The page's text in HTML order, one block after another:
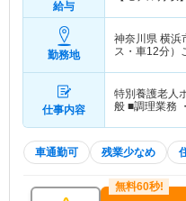
給与
勤務地
神奈川県 横浜
ス・車12分）
仕事内容
特別養護老人
般 ■調理業務
車通勤可 残業少なめ